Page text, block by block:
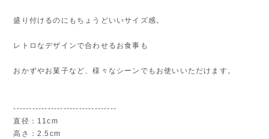
盛り付けるのにもちょうどいいサイズ感。
レトロなデザインで合わせるお食事も
おかずやお菓子など、様々なシーンでもお使いいただけます。
---------------------------------
直径：11cm
高さ：2.5cm